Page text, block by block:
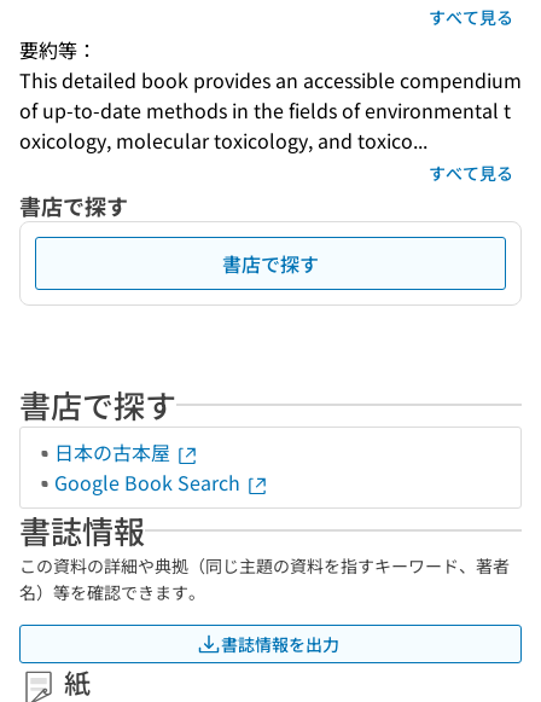
すべて見る
要約等：
This detailed book provides an accessible compendium
of up-to-date methods in the fields of environmental t
oxicology, molecular toxicology, and toxico...
すべて見る
書店で探す
書店で探す
書店で探す
日本の古本屋
Google Book Search
書誌情報
この資料の詳細や典拠（同じ主題の資料を指すキーワード、著者
名）等を確認できます。
書誌情報を出力
紙